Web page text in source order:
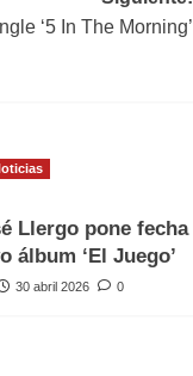
‘5 In The Morning’
Llergo pone fecha
álbum ‘El Juego’
30 abril 2026 0